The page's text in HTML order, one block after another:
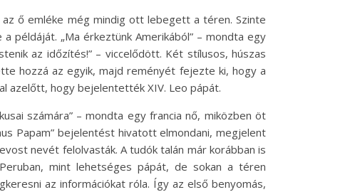
ő emléke még mindig ott lebegett a téren. Szinte
példáját. „Ma érkeztünk Amerikából” – mondta egy
az időzítés!” – viccelődött. Két stílusos, húszas
hozzá az egyik, majd reményét fejezte ki, hogy a
azelőtt, hogy bejelentették XIV. Leo pápát.
számára” – mondta egy francia nő, miközben öt
Papam” bejelentést hivatott elmondani, megjelent
nevét felolvasták. A tudók talán már korábban is
mint lehetséges pápát, de sokan a téren
az információkat róla. Így az első benyomás,